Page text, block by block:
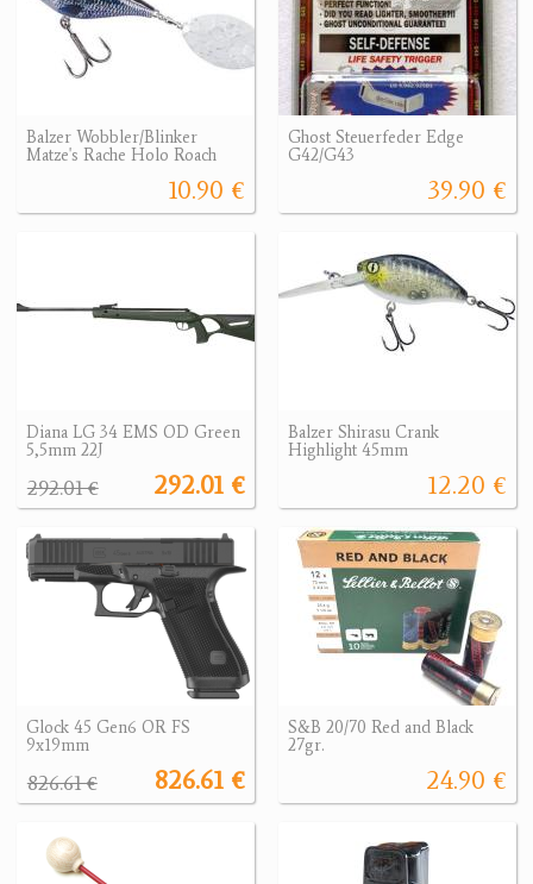
Balzer Wobbler/Blinker
Matze's Rache Holo Roach
10.90 €
Ghost Steuerfeder Edge
G42/G43
39.90 €
Diana LG 34 EMS OD Green
5,5mm 22J
292.01 €
292.01 €
Balzer Shirasu Crank
Highlight 45mm
12.20 €
Glock 45 Gen6 OR FS
9x19mm
826.61 €
826.61 €
S&B 20/70 Red and Black
27gr.
24.90 €